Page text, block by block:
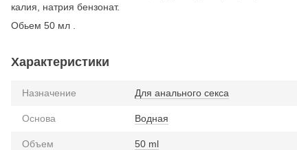
калия, натрия бензонат.
Обьем 50 мл .
Характеристики
Назначение Для анального секса
Основа Водная
Объем 50 ml